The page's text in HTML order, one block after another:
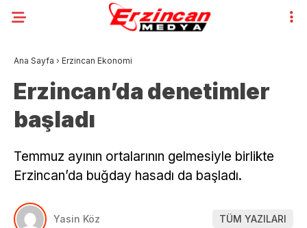
Ana Sayfa › Erzincan Ekonomi
Erzincan’da denetimler
başladı
Temmuz ayının ortalarının gelmesiyle birlikte
Erzincan’da buğday hasadı da başladı.
Yasin Köz TÜM YAZILARI